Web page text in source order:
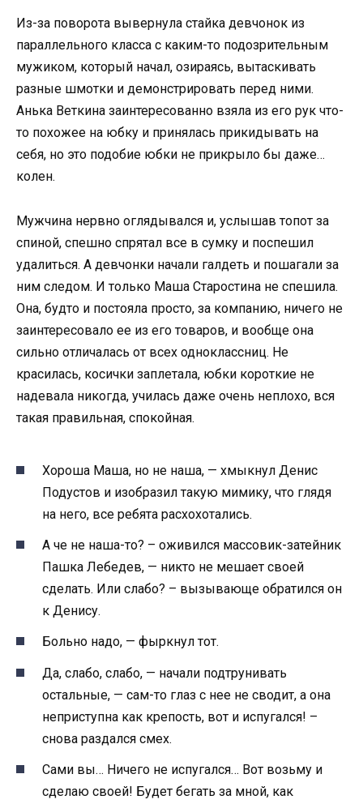
Из-за поворота вывернула стайка девчонок из
параллельного класса с каким-то подозрительным
мужиком, который начал, озираясь, вытаскивать
разные шмотки и демонстрировать перед ними.
Анька Веткина заинтересованно взяла из его рук что-
то похожее на юбку и принялась прикидывать на
себя, но это подобие юбки не прикрыло бы даже…
колен.
Мужчина нервно оглядывался и, услышав топот за
спиной, спешно спрятал все в сумку и поспешил
удалиться. А девчонки начали галдеть и пошагали за
ним следом. И только Маша Старостина не спешила.
Она, будто и постояла просто, за компанию, ничего не
заинтересовало ее из его товаров, и вообще она
сильно отличалась от всех одноклассниц. Не
красилась, косички заплетала, юбки короткие не
надевала никогда, училась даже очень неплохо, вся
такая правильная, спокойная.
Хороша Маша, но не наша, — хмыкнул Денис
Подустов и изобразил такую мимику, что глядя
на него, все ребята расхохотались.
А че не наша-то? – оживился массовик-затейник
Пашка Лебедев, — никто не мешает своей
сделать. Или слабо? – вызывающе обратился он
к Денису.
Больно надо, — фыркнул тот.
Да, слабо, слабо, — начали подтрунивать
остальные, — сам-то глаз с нее не сводит, а она
неприступна как крепость, вот и испугался! –
снова раздался смех.
Сами вы… Ничего не испугался… Вот возьму и
сделаю своей! Будет бегать за мной, как